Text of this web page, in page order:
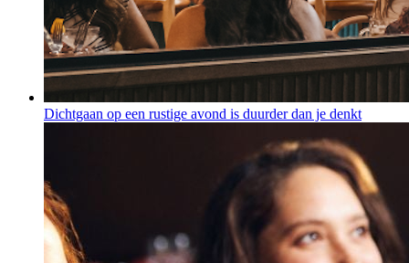
Dichtgaan op een rustige avond is duurder dan je denkt